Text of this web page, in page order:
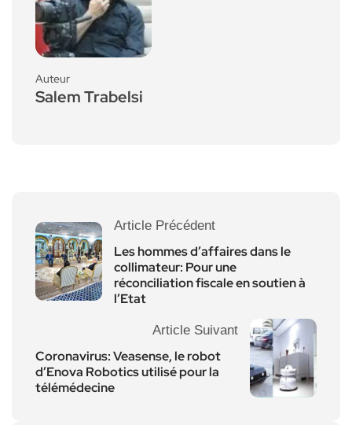
Auteur
Salem Trabelsi
Article Précédent
Les hommes d’affaires dans le
collimateur: Pour une
réconciliation fiscale en soutien à
l’Etat
Article Suivant
Coronavirus: Veasense, le robot
d’Enova Robotics utilisé pour la
télémédecine